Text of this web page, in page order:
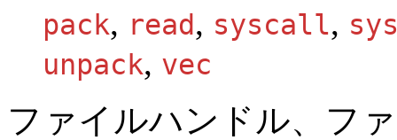
pack, read, syscall,
unpack, vec
ファイルハンドル、フ